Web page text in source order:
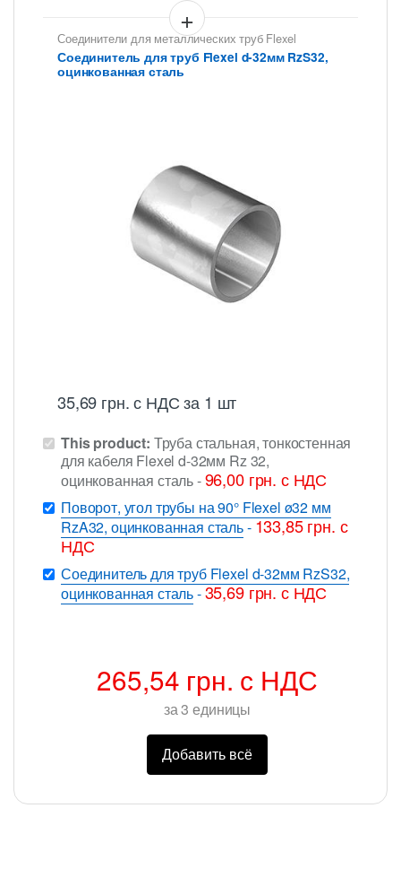
Соединители для металлических труб Flexel
Соединитель для труб Flexel d-32мм RzS32,
оцинкованная сталь
35,69 грн.с НДС за 1 шт
This product: Труба стальная, тонкостенная
для кабеля Flexel d-32мм Rz 32,
оцинкованная сталь-96,00 грн. с НДС
Поворот, угол трубы на 90° Flexel ø32 мм
RzA32, оцинкованная сталь-133,85грн. с
НДС
Соединитель для труб Flexel d-32мм RzS32,
оцинкованная сталь-35,69грн.с НДС
265,54 грн. с НДС
за3 единицы
Добавить всё